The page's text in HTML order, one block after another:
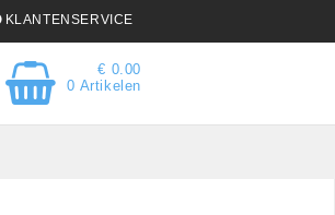
KLANTENSERVICE
€ 0.00
0 Artikelen